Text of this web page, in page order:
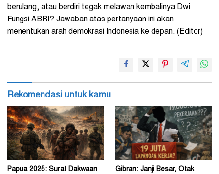
berulang, atau berdiri tegak melawan kembalinya Dwi
Fungsi ABRI? Jawaban atas pertanyaan ini akan
menentukan arah demokrasi Indonesia ke depan. (Editor)
Rekomendasi untuk kamu
Papua 2025: Surat Dakwaan
Gibran: Janji Besar, Otak